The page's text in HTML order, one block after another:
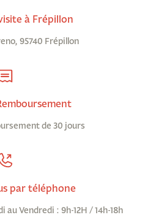
à Frépillon
95740 Frépillon
de 30 jours
par téléphone
au Vendredi : 9h-12H / 14h-18h